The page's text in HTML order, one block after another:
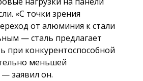
«С точки зрения
от алюминия к стали
— сталь предлагает
при конкурентоспособной
меньшей
заявил он.